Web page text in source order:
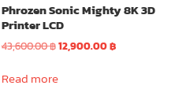
Phrozen Sonic Mighty 8K 3D
Printer LCD
43,600.00฿Original
was:
12,900.00฿Current
Read more